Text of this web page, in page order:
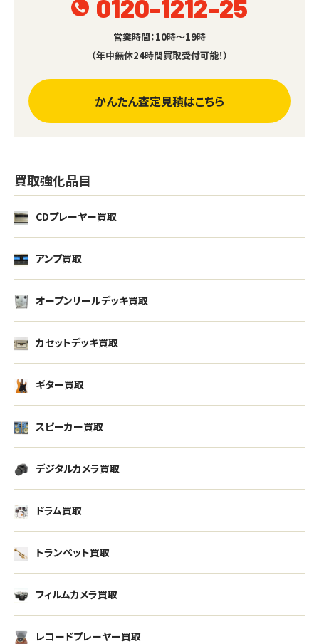
0120-1212-25
営業時間：10時～19時
（年中無休24時間買取受付可能！）
かんたん査定見積はこちら
買取強化品目
CDプレーヤー買取
アンプ買取
オープンリールデッキ買取
カセットデッキ買取
ギター買取
スピーカー買取
デジタルカメラ買取
ドラム買取
トランペット買取
フィルムカメラ買取
レコードプレーヤー買取